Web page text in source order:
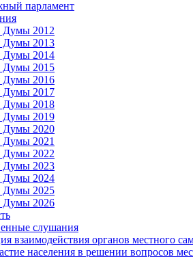
парламент
Думы 2012
Думы 2013
Думы 2014
Думы 2015
Думы 2016
Думы 2017
Думы 2018
Думы 2019
Думы 2020
Думы 2021
Думы 2022
Думы 2023
Думы 2024
Думы 2025
Думы 2026
слушания
взаимодействия органов местного
населения в решении вопросов